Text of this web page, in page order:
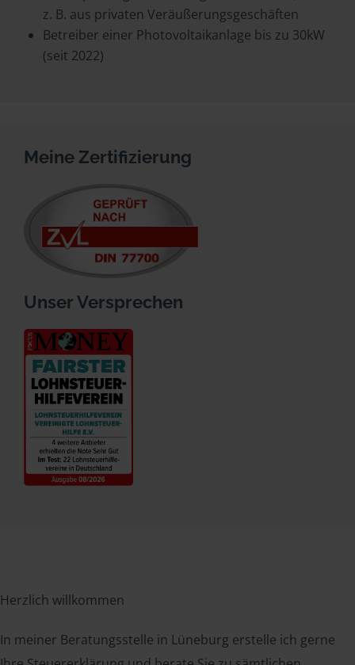
z. B. aus privaten Veräußerungsgeschäften
Betreiber einer Photovoltaikanlage bis zu 30kW
(seit 2022)
Meine Zertifizierung
Unser Versprechen
Herzlich willkommen
In meiner Beratungsstelle in Lüneburg erstelle ich gerne